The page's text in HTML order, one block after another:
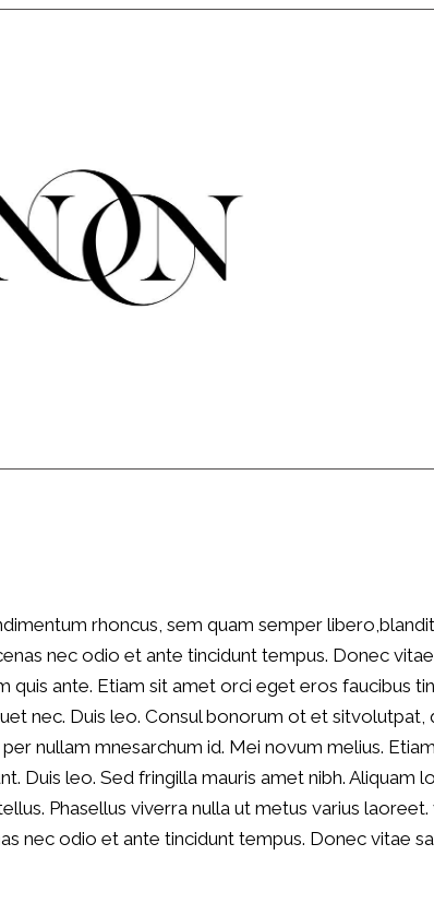
rhoncus, sem quam semper
nec odio et ante tincidunt tempus. Donec
quis ante. Etiam sit amet orci eget eros faucibus
nec. Duis leo. Consul bonorum ot et sitvolutpat,
nullam mnesarchum id. Mei novum melius.
Duis leo. Sed fringilla mauris amet nibh. Aliquam
Phasellus viverra nulla ut metus varius
nec odio et ante tincidunt tempus. Donec vitae